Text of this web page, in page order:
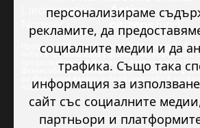
Проектът “Младежкото доброволчество в
човека” се изпълнява с финансова подкрепа в
предоставена от Исландия, Лихтенщайн и
Финансовия механизъм на ЕИП. Основната цел
развие младежкото доброволчество в
човека.
персонализираме
рекламите, да
социалните медии и да
трафика. Също така
информация за
сайт със социалните
партньори и